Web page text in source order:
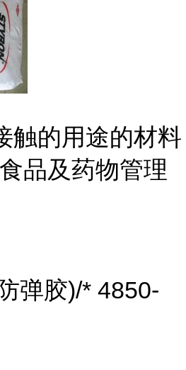
触的用途的材料
品及药物管理
弹胶)/* 4850-